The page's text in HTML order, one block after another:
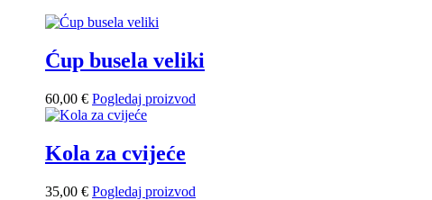
Ćup busela veliki
60,00 € Pogledaj proizvod
Kola za cvijeće
35,00 € Pogledaj proizvod